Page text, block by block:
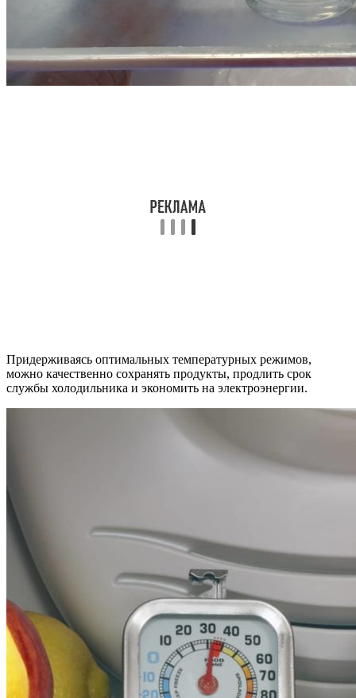
Придерживаясь оптимальных температурных режимов,
можно качественно сохранять продукты, продлить срок
службы холодильника и экономить на электроэнергии.